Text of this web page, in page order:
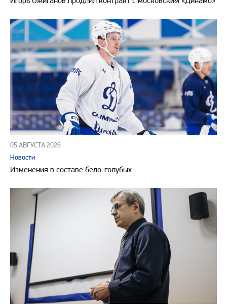
05 АВГУСТА 2026
Новости
Изменения в составе бело-голубых